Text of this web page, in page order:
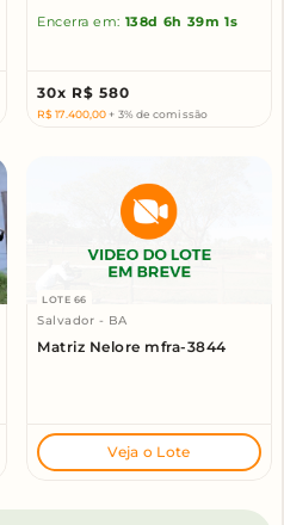
Encerra em: 138d 6h 39m 0s
30x R$ 580
R$ 17.400,00+ 3% de comissão
LOTE 66
Salvador - BA
Matriz Nelore mfra-3844
Veja o Lote